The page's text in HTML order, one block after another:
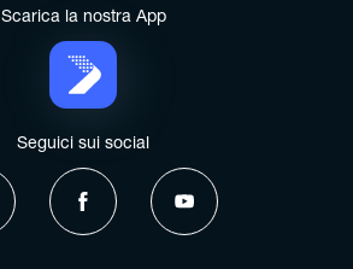
Scarica la nostra App
Seguici sui social